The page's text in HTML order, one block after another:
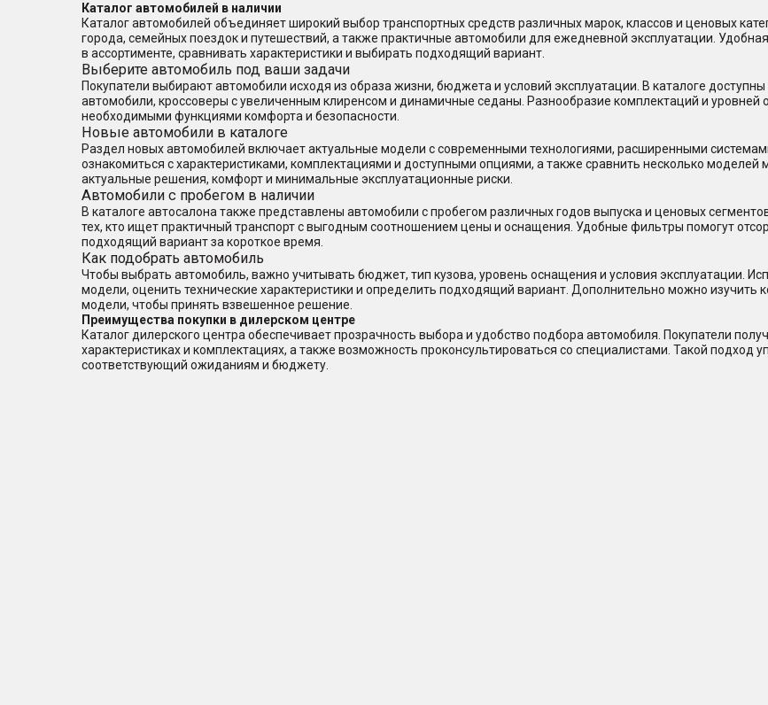
Каталог автомобилей в наличии
Каталог автомобилей объединяет широкий выбор транспортных средств различных марок, классов и ценовых
города, семейных поездок и путешествий, а также практичные автомобили для ежедневной эксплуатации.
в ассортименте, сравнивать характеристики и выбирать подходящий вариант.
Выберите автомобиль под ваши задачи
Покупатели выбирают автомобили исходя из образа жизни, бюджета и условий эксплуатации. В каталоге
автомобили, кроссоверы с увеличенным клиренсом и динамичные седаны. Разнообразие комплектаций и
необходимыми функциями комфорта и безопасности.
Новые автомобили в каталоге
Раздел новых автомобилей включает актуальные модели с современными технологиями, расширенными
ознакомиться с характеристиками, комплектациями и доступными опциями, а также сравнить несколько
актуальные решения, комфорт и минимальные эксплуатационные риски.
Автомобили с пробегом в наличии
В каталоге автосалона также представлены автомобили с пробегом различных годов выпуска и ценовых
тех, кто ищет практичный транспорт с выгодным соотношением цены и оснащения. Удобные фильтры помогут
подходящий вариант за короткое время.
Как подобрать автомобиль
Чтобы выбрать автомобиль, важно учитывать бюджет, тип кузова, уровень оснащения и условия эксплуатации.
модели, оценить технические характеристики и определить подходящий вариант. Дополнительно можно изучить
модели, чтобы принять взвешенное решение.
Преимущества покупки в дилерском центре
Каталог дилерского центра обеспечивает прозрачность выбора и удобство подбора автомобиля. Покупатели
характеристиках и комплектациях, а также возможность проконсультироваться со специалистами. Такой подход
соответствующий ожиданиям и бюджету.